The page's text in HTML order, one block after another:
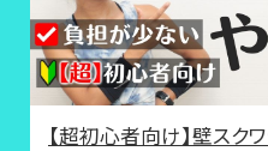
【超初心者向け】壁スク